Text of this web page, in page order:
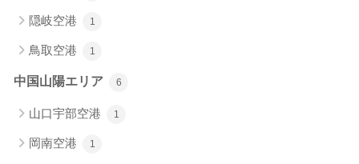
隠岐空港 1
鳥取空港 1
中国山陽エリア 6
山口宇部空港 1
岡南空港 1